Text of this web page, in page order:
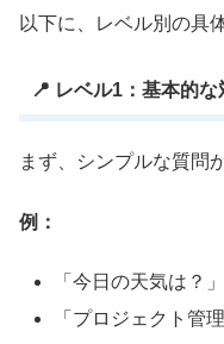
以下に、レベル別の具
📍 レベル1：基本的な
まず、シンプルな質問
例：
「今日の天気は？」
「プロジェクト管